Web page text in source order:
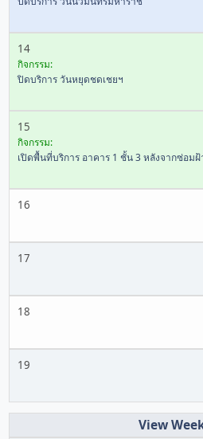
14
กิจกรรม:
ปิดบริการ วันหยุดชดเชยฯ
15
กิจกรรม:
เปิดพื้นที่บริการ อาคาร 1 ชั้น 3 หลังจากซ่อมฝ้
16
17
18
19